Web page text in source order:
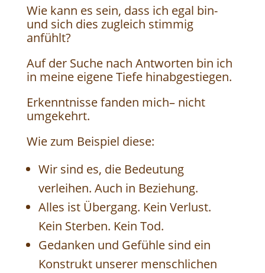
Wie kann es sein, dass ich egal bin-
und sich dies zugleich stimmig
anfühlt?
Auf der Suche nach Antworten bin ich
in meine eigene Tiefe hinabgestiegen.
Erkenntnisse fanden mich– nicht
umgekehrt.
Wie zum Beispiel diese:
Wir sind es, die Bedeutung
verleihen. Auch in Beziehung.
Alles ist Übergang. Kein Verlust.
Kein Sterben. Kein Tod.
Gedanken und Gefühle sind ein
Konstrukt unserer menschlichen